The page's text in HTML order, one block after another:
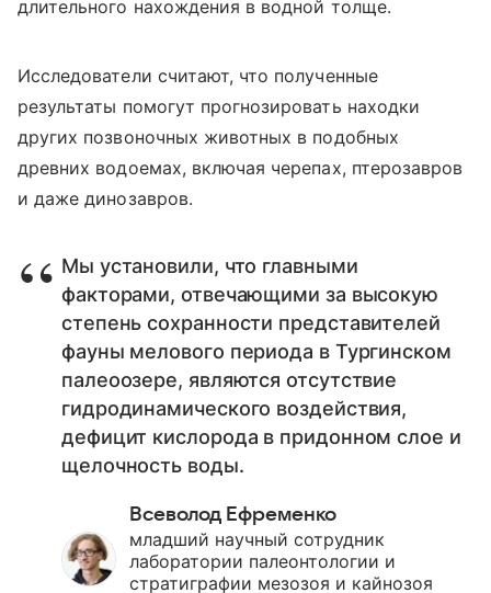
длительного нахождения в водной толще.
Исследователи считают, что полученные
результаты помогут прогнозировать находки
других позвоночных животных в подобных
древних водоемах, включая черепах, птерозавров
и даже динозавров.
Мы установили, что главными
факторами, отвечающими за высокую
степень сохранности представителей
фауны мелового периода в Тургинском
палеоозере, являются отсутствие
гидродинамического воздействия,
дефицит кислорода в придонном слое и
щелочность воды.
Всеволод Ефременко
младший научный сотрудник
лаборатории палеонтологии и
стратиграфии мезозоя и кайнозоя